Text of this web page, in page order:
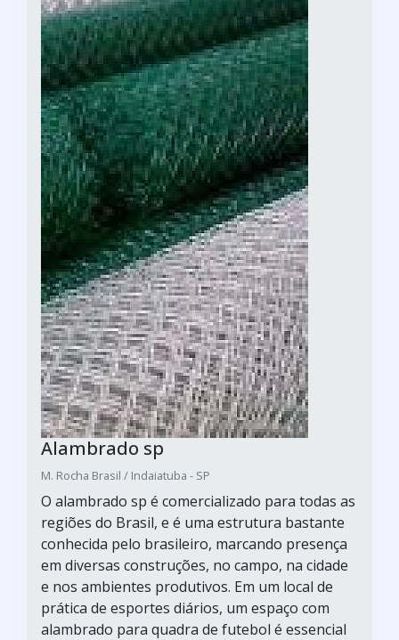
Alambrado sp
M. Rocha Brasil / Indaiatuba - SP
O alambrado sp é comercializado para todas as
regiões do Brasil, e é uma estrutura bastante
conhecida pelo brasileiro, marcando presença
em diversas construções, no campo, na cidade
e nos ambientes produtivos. Em um local de
prática de esportes diários, um espaço com
alambrado para quadra de futebol é essencial